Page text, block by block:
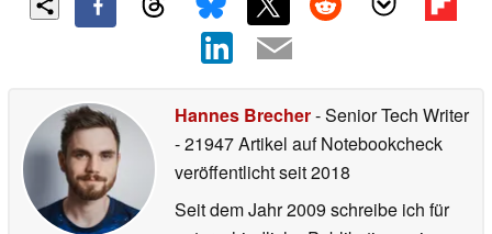
Hannes Brecher- Senior Tech Writer
- 21947 Artikel auf Notebookcheck
veröffentlichtseit 2018
Seit dem Jahr 2009 schreibe ich für